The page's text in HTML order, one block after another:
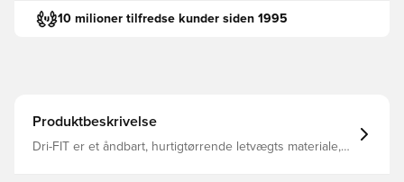
10 milioner tilfredse kunder siden 1995
Produktbeskrivelse
Dri-FIT er et åndbart, hurtigtørrende letvægts materiale,